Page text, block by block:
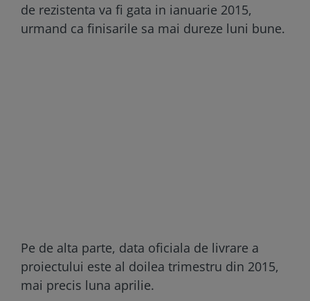
de rezistenta va fi gata in ianuarie 2015,
urmand ca finisarile sa mai dureze luni bune.
Pe de alta parte, data oficiala de livrare a
proiectului este al doilea trimestru din 2015,
mai precis luna aprilie.